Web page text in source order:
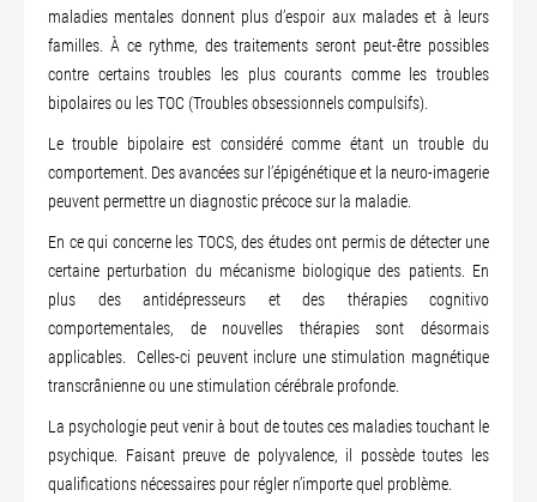
maladies mentales donnent plus d’espoir aux malades et à leurs
familles. À ce rythme, des traitements seront peut-être possibles
contre certains troubles les plus courants comme les troubles
bipolaires ou les TOC (Troubles obsessionnels compulsifs).
Le trouble bipolaire est considéré comme étant un trouble du
comportement. Des avancées sur l’épigénétique et la neuro-imagerie
peuvent permettre un diagnostic précoce sur la maladie.
En ce qui concerne les TOCS, des études ont permis de détecter une
certaine perturbation du mécanisme biologique des patients. En
plus des antidépresseurs et des thérapies cognitivo
comportementales, de nouvelles thérapies sont désormais
applicables. Celles-ci peuvent inclure une stimulation magnétique
transcrânienne ou une stimulation cérébrale profonde.
La psychologie peut venir à bout de toutes ces maladies touchant le
psychique. Faisant preuve de polyvalence, il possède toutes les
qualifications nécessaires pour régler n’importe quel problème.